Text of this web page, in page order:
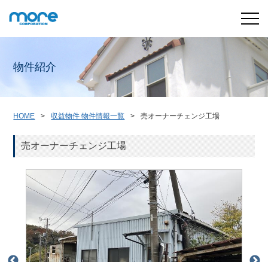
物件紹介
HOME 収益物件 物件情報一覧 売オーナーチェンジ工場
売オーナーチェンジ工場